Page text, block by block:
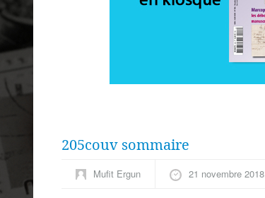
205couv sommaire
Mufit Ergun 21 novembre 2018